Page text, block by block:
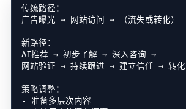
传统路径：
广告曝光 → 网站访问 → （流失或转化）
新路径：
AI推荐 → 初步了解 → 深入咨询 →
网站验证 → 持续跟进 → 建立信任 → 转化
策略调整：
- 准备多层次内容